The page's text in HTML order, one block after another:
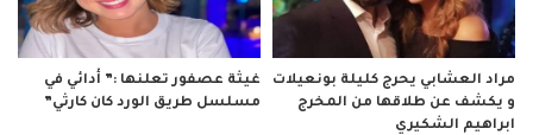
مراد العشابي يحرج كليلة بونعيلات
و يكشف عن طلاقها من المخرج
ابراهيم الشكيري
غيثة عصفور تعلنها :” أدائي في
مسلسل طريق الورد كان كارثي”